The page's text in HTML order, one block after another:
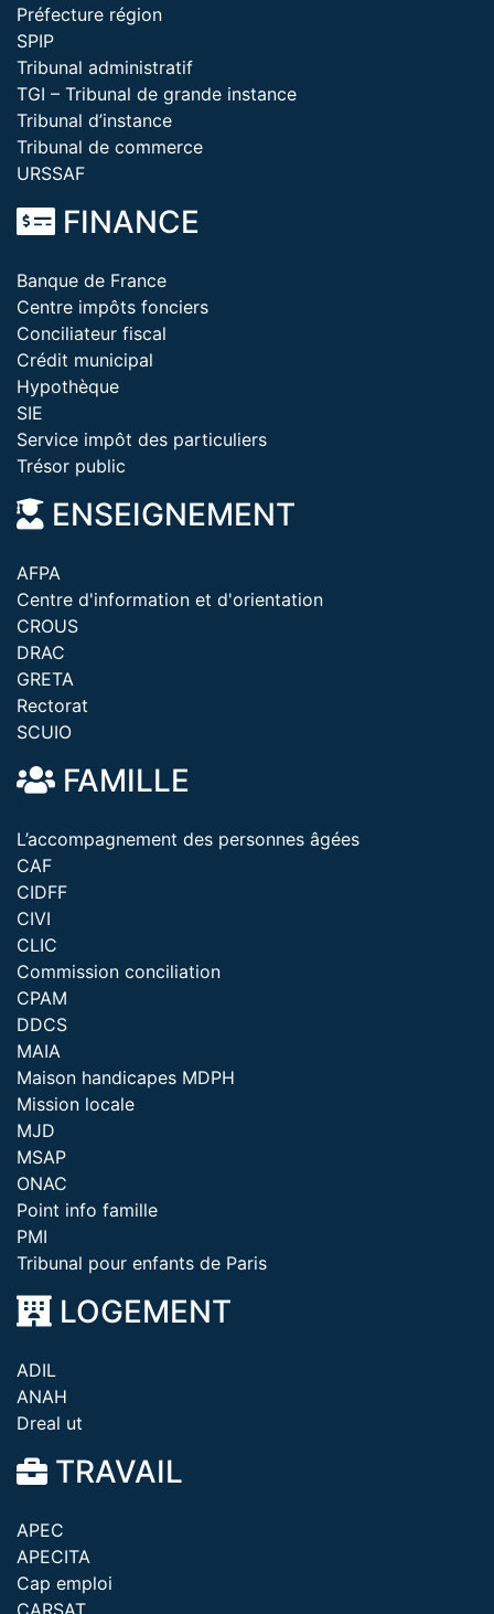
Préfecture région
SPIP
Tribunal administratif
TGI – Tribunal de grande instance
Tribunal d’instance
Tribunal de commerce
URSSAF
FINANCE
Banque de France
Centre impôts fonciers
Conciliateur fiscal
Crédit municipal
Hypothèque
SIE
Service impôt des particuliers
Trésor public
ENSEIGNEMENT
AFPA
Centre d'information et d'orientation
CROUS
DRAC
GRETA
Rectorat
SCUIO
FAMILLE
L’accompagnement des personnes âgées
CAF
CIDFF
CIVI
CLIC
Commission conciliation
CPAM
DDCS
MAIA
Maison handicapes MDPH
Mission locale
MJD
MSAP
ONAC
Point info famille
PMI
Tribunal pour enfants de Paris
LOGEMENT
ADIL
ANAH
Dreal ut
TRAVAIL
APEC
APECITA
Cap emploi
CARSAT